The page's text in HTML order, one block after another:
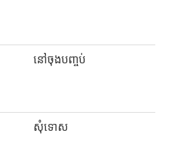
នៅ​ចុងបញ្ចប់
សុំទោស